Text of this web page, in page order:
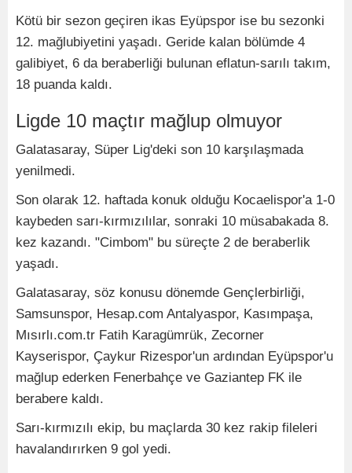
Kötü bir sezon geçiren ikas Eyüpspor ise bu sezonki
12. mağlubiyetini yaşadı. Geride kalan bölümde 4
galibiyet, 6 da beraberliği bulunan eflatun-sarılı takım,
18 puanda kaldı.
Ligde 10 maçtır mağlup olmuyor
Galatasaray, Süper Lig'deki son 10 karşılaşmada
yenilmedi.
Son olarak 12. haftada konuk olduğu Kocaelispor'a 1-0
kaybeden sarı-kırmızılılar, sonraki 10 müsabakada 8.
kez kazandı. "Cimbom" bu süreçte 2 de beraberlik
yaşadı.
Galatasaray, söz konusu dönemde Gençlerbirliği,
Samsunspor, Hesap.com Antalyaspor, Kasımpaşa,
Mısırlı.com.tr Fatih Karagümrük, Zecorner
Kayserispor, Çaykur Rizespor'un ardından Eyüpspor'u
mağlup ederken Fenerbahçe ve Gaziantep FK ile
berabere kaldı.
Sarı-kırmızılı ekip, bu maçlarda 30 kez rakip fileleri
havalandırırken 9 gol yedi.